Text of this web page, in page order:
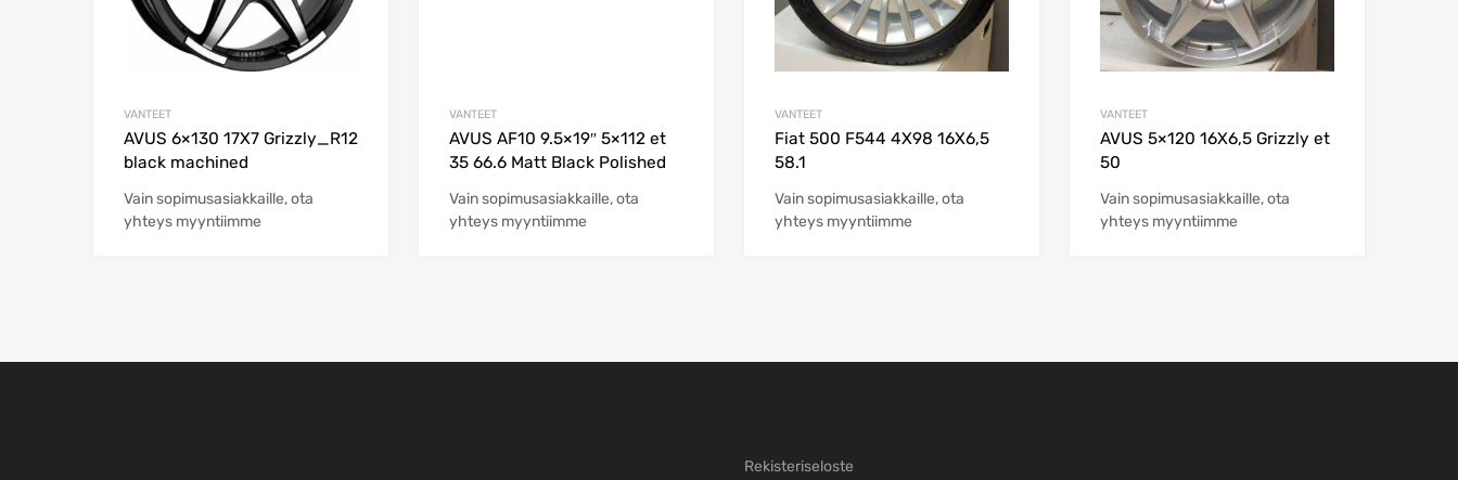
VANTEET
AVUS 6×130 17X7 Grizzly_R12
black machined
Vain sopimusasiakkaille, ota
yhteys myyntiimme
VANTEET
AVUS AF10 9.5×19″ 5×112 et
35 66.6 Matt Black Polished
Vain sopimusasiakkaille, ota
yhteys myyntiimme
VANTEET
Fiat 500 F544 4X98 16X6,5
58.1
Vain sopimusasiakkaille, ota
yhteys myyntiimme
VANTEET
AVUS 5×120 16X6,5 Grizzly et
50
Vain sopimusasiakkaille, ota
yhteys myyntiimme
Rekisteriseloste